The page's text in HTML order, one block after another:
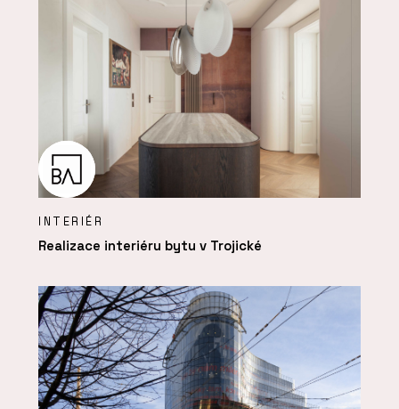
INTERIÉR
Realizace interiéru bytu v Trojické